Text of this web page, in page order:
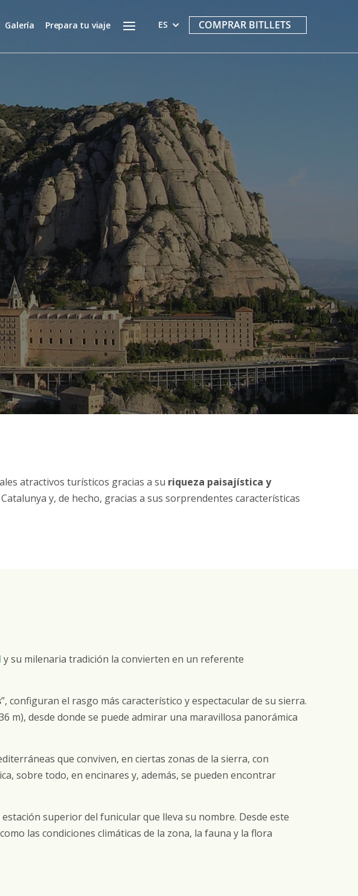
Menu
Galería Prepara tu viaje ES COMPRAR BITLLETS
atractivos turísticos gracias a su riqueza paisajística y
y, de hecho, gracias a sus sorprendentes características
y su milenaria tradición la convierten en un referente
”, configuran el rasgo más característico y espectacular de su sierra.
m), desde donde se puede admirar una maravillosa panorámica
que conviven, en ciertas zonas de la sierra, con
sobre todo, en encinares y, además, se pueden encontrar
superior del funicular que lleva su nombre. Desde este
las condiciones climáticas de la zona, la fauna y la flora